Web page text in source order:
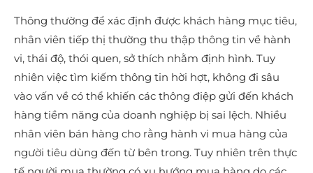
Thông thường để xác định được khách hàng mục tiêu,
nhân viên tiếp thị thường thu thập thông tin về hành
vi, thái độ, thói quen, sở thích nhằm định hình. Tuy
nhiên việc tìm kiếm thông tin hời hợt, không đi sâu
vào vấn về có thể khiến các thông điệp gửi đến khách
hàng tiềm năng của doanh nghiệp bị sai lệch. Nhiều
nhân viên bán hàng cho rằng hành vi mua hàng của
người tiêu dùng đến từ bên trong. Tuy nhiên trên thực